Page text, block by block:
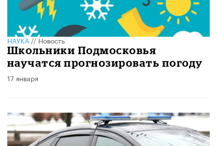
НАУКА//Новость
Школьники Подмосковья
научатся прогнозировать погоду
17 января